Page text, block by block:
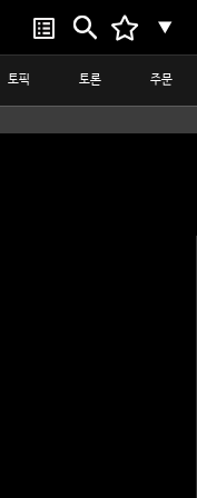
▼
토픽 토론 주문